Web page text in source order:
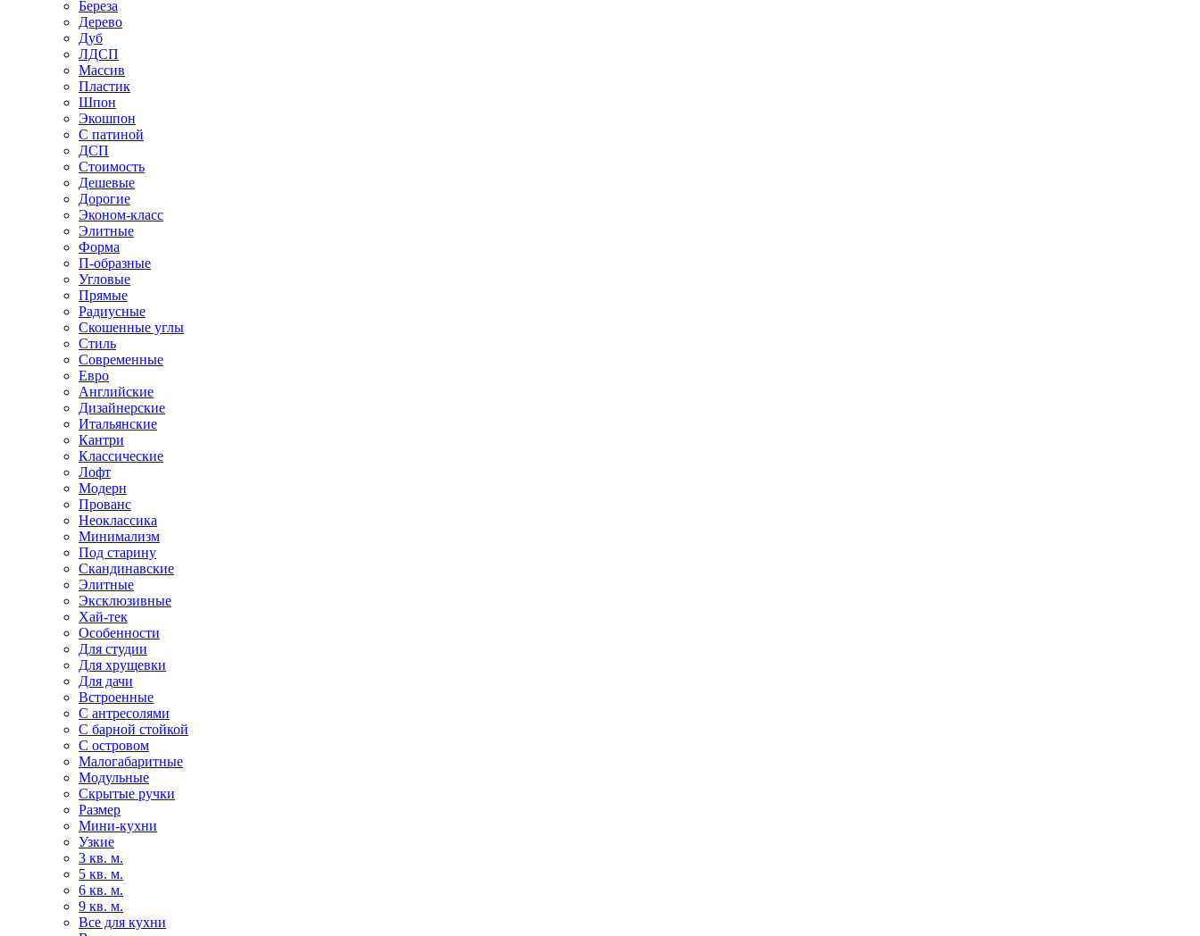
Береза
Дерево
Дуб
ЛДСП
Массив
Пластик
Шпон
Экошпон
С патиной
ДСП
Стоимость
Дешевые
Дорогие
Эконом-класс
Элитные
Форма
П-образные
Угловые
Прямые
Радиусные
Скошенные углы
Стиль
Современные
Евро
Английские
Дизайнерские
Итальянские
Кантри
Классические
Лофт
Модерн
Прованс
Неоклассика
Минимализм
Под старину
Скандинавские
Элитные
Эксклюзивные
Хай-тек
Особенности
Для студии
Для хрущевки
Для дачи
Встроенные
С антресолями
С барной стойкой
С островом
Малогабаритные
Модульные
Скрытые ручки
Размер
Мини-кухни
Узкие
3 кв. м.
5 кв. м.
6 кв. м.
9 кв. м.
Все для кухни